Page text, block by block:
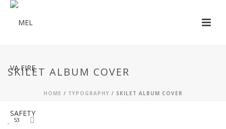
SKILET ALBUM COVER
HOME / TYPOGRAPHY / SKILET ALBUM COVER
53